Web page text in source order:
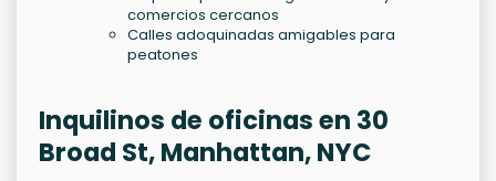
comercios cercanos
Calles adoquinadas amigables para
peatones
Inquilinos de oficinas en 30
Broad St, Manhattan, NYC